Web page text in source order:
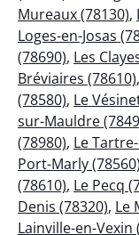
Mureaux (78130),
Loges-en-Josas
(78690), Les
Bréviaires (78610),
(78580), Le
sur-Mauldre
(78980), Le
Port-Marly (78560)
(78610), Le Pecq
Denis (78320), Le
Lainville-en-Vexin